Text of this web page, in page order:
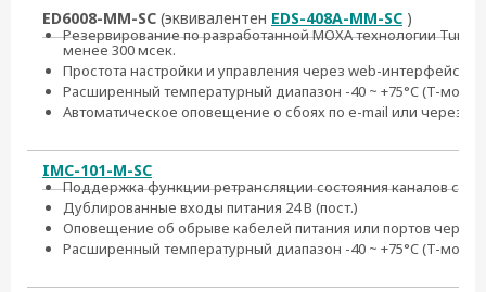
ED6008-MM-SC (эквивалентен EDS-408A-MM-SC )
Резервирование по разработанной MOXA технологии
менее 300 мсек.
Простота настройки и управления через web-интерфейс
Расширенный температурный диапазон -40 ~ +75°C (T-
Автоматическое оповещение о сбоях по e-mail или через
IMC-101-M-SC
Поддержка функции ретрансляции состояния каналов
Дублированные входы питания 24 В (пост.)
Оповещение об обрыве кабелей питания или портов через
Расширенный температурный диапазон -40 ~ +75°C (T-